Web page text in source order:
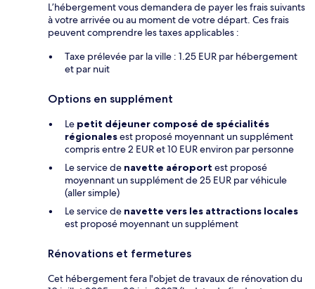
L’hébergement vous demandera de payer les frais suivants
à votre arrivée ou au moment de votre départ. Ces frais
peuvent comprendre les taxes applicables :
Taxe prélevée par la ville : 1.25 EUR par hébergement
et par nuit
Options en supplément
Le petit déjeuner composé de spécialités
régionalesest proposé moyennant un supplément
compris entre 2 EUR et 10 EUR environ par personne
Le service de navette aéroport est proposé
moyennant un supplément de 25 EUR par véhicule
(aller simple)
Le service de navette vers les attractions locales
est proposé moyennant un supplément
Rénovations et fermetures
Cet hébergement fera l'objet de travaux de rénovation du